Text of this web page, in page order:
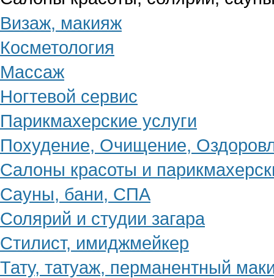
Визаж, макияж
Косметология
Массаж
Ногтевой сервис
Парикмахерские услуги
Похудение, Очищение,
Салоны красоты и
Сауны, бани, СПА
Солярий и студии загара
Стилист, имиджмейкер
Тату, татуаж, перманентный